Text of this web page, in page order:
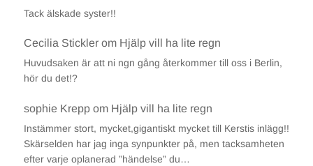
Tack älskade syster!!
Cecilia Sticklerom Hjälp vill ha lite regn
Huvudsaken är att ni ngn gång återkommer till oss i Berlin,
hör du det!?
sophie Kreppom Hjälp vill ha lite regn
Instämmer stort, mycket,gigantiskt mycket till Kerstis inlägg!!
Skärselden har jag inga synpunkter på, men tacksamheten
efter varje oplanerad ”händelse” du…